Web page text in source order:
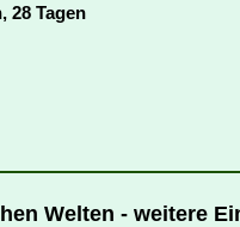
28 Tagen
Welten - weitere